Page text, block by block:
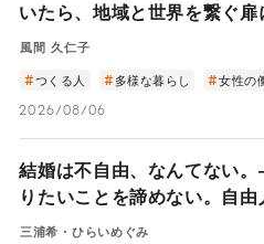
いたら、地域と世界を繋ぐ
なカフェから見える住まいの
風間 久仁子
つくる人 多様な暮らし 女性の
2026/08/06
結婚は不自由、なんてない
りたいことを諦めない。自由
いたい二人が「夫婦」を選ん
三浦希・ひらいめぐみ